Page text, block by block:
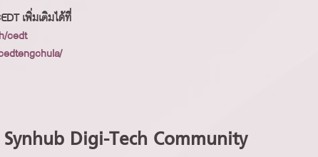
เพิ่มเติมได้ที่
cedt
Digi-Tech Community